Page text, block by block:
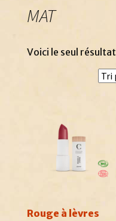
MAT
Voici le seul résultat
Rouge à lèvres